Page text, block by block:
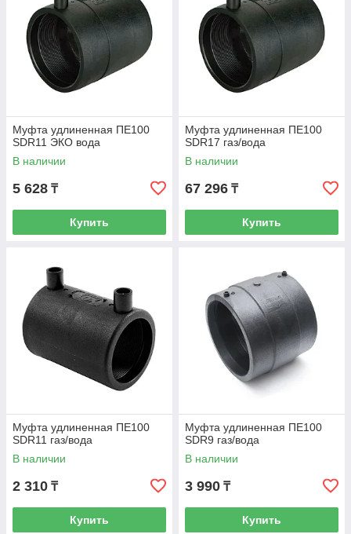
Муфта удлиненная ПЕ100
SDR11 ЭКО вода
В наличии
5 628 ₸
Купить
Муфта удлиненная ПЕ100
SDR17 газ/вода
В наличии
67 296 ₸
Купить
Муфта удлиненная ПЕ100
SDR11 газ/вода
В наличии
2 310 ₸
Купить
Муфта удлиненная ПЕ100
SDR9 газ/вода
В наличии
3 990 ₸
Купить